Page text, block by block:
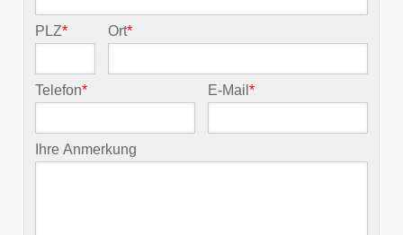
PLZ* Ort*
Telefon* E-Mail*
Ihre Anmerkung